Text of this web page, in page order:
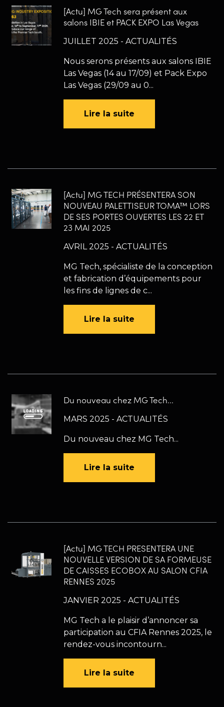
[Actu] MG Tech sera présent aux
salons IBIE et PACK EXPO Las Vegas
JUILLET 2025 - ACTUALITÉS
Nous serons présents aux salons IBIE
Las Vegas (14 au 17/09) et Pack Expo
Las Vegas (29/09 au 0...
Lire la suite
[Actu] MG TECH PRÉSENTERA SON
NOUVEAU PALETTISEUR TOMA™ LORS
DE SES PORTES OUVERTES LES 22 ET
23 MAI 2025
AVRIL 2025 - ACTUALITÉS
MG Tech, spécialiste de la conception
et fabrication d’équipements pour
les fins de lignes de c...
Lire la suite
Du nouveau chez MG Tech...
MARS 2025 - ACTUALITÉS
Du nouveau chez MG Tech...
Lire la suite
[Actu] MG TECH PRESENTERA UNE
NOUVELLE VERSION DE SA FORMEUSE
DE CAISSES ECOBOX AU SALON CFIA
RENNES 2025
JANVIER 2025 - ACTUALITÉS
MG Tech a le plaisir d’annoncer sa
participation au CFIA Rennes 2025, le
rendez-vous incontourn...
Lire la suite